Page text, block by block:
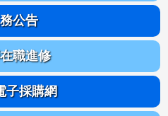
公告
職進修
子採購網